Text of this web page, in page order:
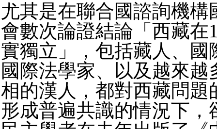
尤其是在聯合國諮詢機構
會數次論證結論「西藏在
實獨立」，包括藏人、國
國際法學家、以及越來越
相的漢人，都對西藏問題
形成普遍共識的情況下，